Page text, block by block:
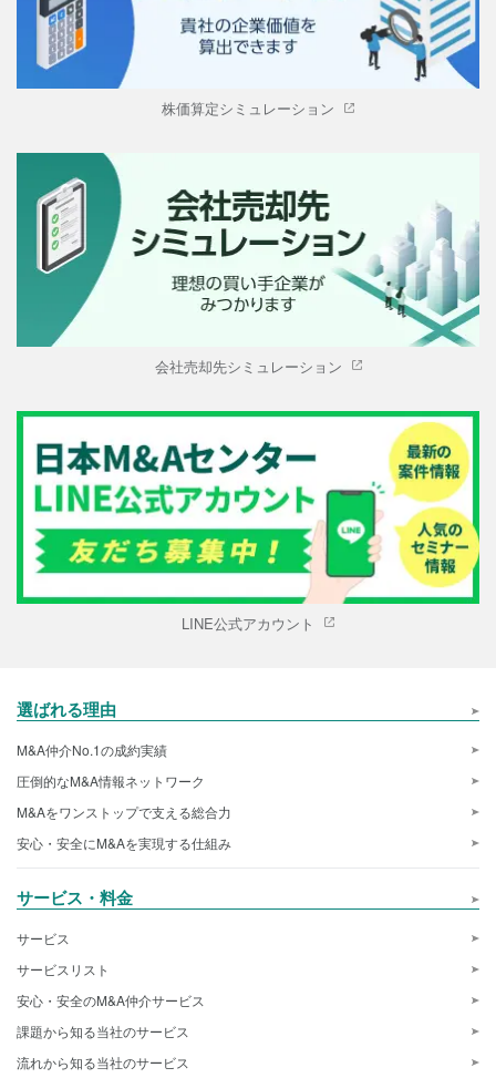
株価算定シミュレーション
会社売却先シミュレーション
LINE公式アカウント
選ばれる理由
M&A仲介No.1の成約実績
圧倒的なM&A情報ネットワーク
M&Aをワンストップで支える総合力
安心・安全にM&Aを実現する仕組み
サービス・料金
サービス
サービスリスト
安心・安全のM&A仲介サービス
課題から知る当社のサービス
流れから知る当社のサービス